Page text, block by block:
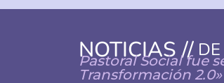
NOTICIAS //
Pastoral Social fue
Transformación 2.0»